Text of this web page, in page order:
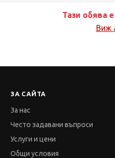
Тази обява
Виж
ЗА САЙТА
За нас
Често задавани въпроси
Услуги и цени
Общи условия